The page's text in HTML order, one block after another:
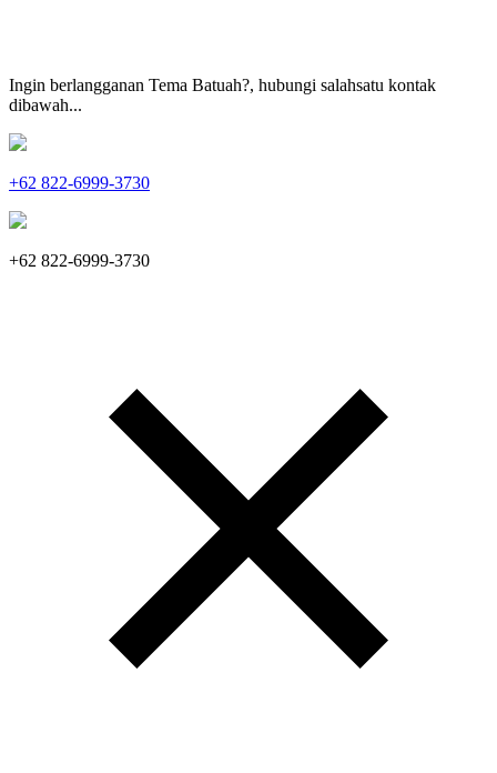
Ingin berlangganan Tema Batuah?, hubungi salahsatu kontak
dibawah...
+62 822-6999-3730
+62 822-6999-3730